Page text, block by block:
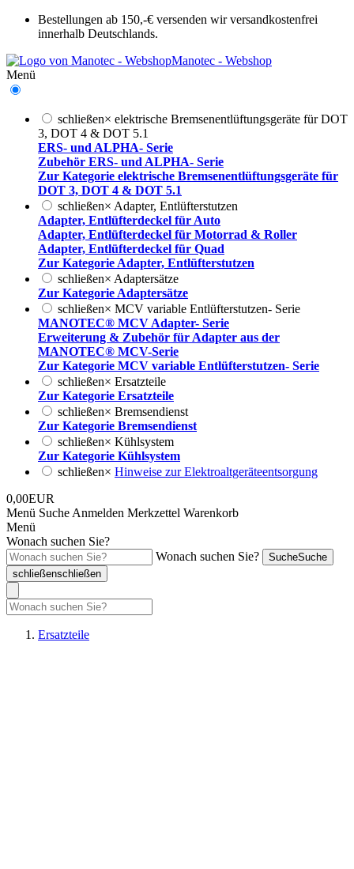
Bestellungen ab 150,-€ versenden wir versandkostenfrei
innerhalb Deutschlands.
Manotec - Webshop
Menü
schließen× elektrische Bremsenentlüftungsgeräte für DOT
3, DOT 4 & DOT 5.1
ERS- und ALPHA- Serie
Zubehör ERS- und ALPHA- Serie
Zur Kategorie elektrische Bremsenentlüftungsgeräte für
DOT 3, DOT 4 & DOT 5.1
schließen× Adapter, Entlüfterstutzen
Adapter, Entlüfterdeckel für Auto
Adapter, Entlüfterdeckel für Motorrad & Roller
Adapter, Entlüfterdeckel für Quad
Zur Kategorie Adapter, Entlüfterstutzen
schließen× Adaptersätze
Zur Kategorie Adaptersätze
schließen× MCV variable Entlüfterstutzen- Serie
MANOTEC® MCV Adapter- Serie
Erweiterung & Zubehör für Adapter aus der
MANOTEC® MCV-Serie
Zur Kategorie MCV variable Entlüfterstutzen- Serie
schließen× Ersatzteile
Zur Kategorie Ersatzteile
schließen× Bremsendienst
Zur Kategorie Bremsendienst
schließen× Kühlsystem
Zur Kategorie Kühlsystem
schließen× Hinweise zur Elektroaltgeräteentsorgung
0,00EUR
Menü Suche Anmelden Merkzettel Warenkorb
Menü
Wonach suchen Sie?
Wonach suchen Sie?
SucheSuche
schließenschließen
Ersatzteile